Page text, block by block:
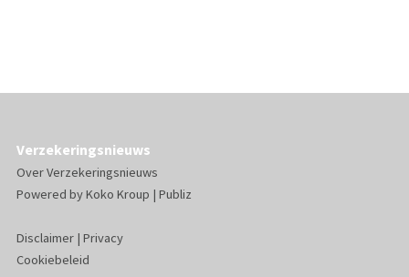
Verzekeringsnieuws
Over Verzekeringsnieuws
Powered byKoko Kroup | Publiz
Disclaimer| Privacy
Cookiebeleid